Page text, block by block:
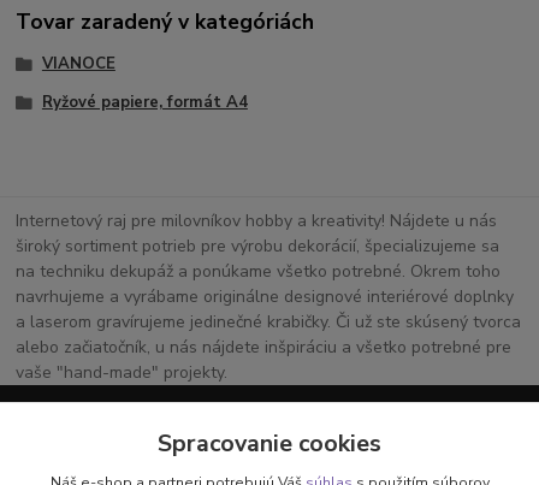
Tovar zaradený v kategóriách
VIANOCE
Ryžové papiere, formát A4
Internetový raj pre milovníkov hobby a kreativity! Nájdete u nás
široký sortiment potrieb pre výrobu dekorácií, špecializujeme sa
na techniku dekupáž a ponúkame všetko potrebné. Okrem toho
navrhujeme a vyrábame originálne designové interiérové doplnky
a laserom gravírujeme jedinečné krabičky. Či už ste skúsený tvorca
alebo začiatočník, u nás nájdete inšpiráciu a všetko potrebné pre
vaše "hand-made" projekty.
Vaša kreatívna oáza online!Spracovanie cookies